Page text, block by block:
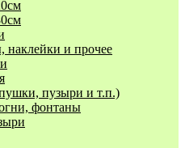
наклейки и прочее
пузыри и т.п.)
фонтаны